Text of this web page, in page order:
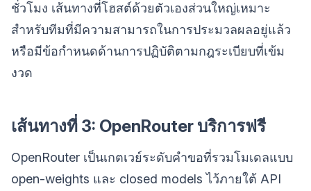
ชั่วโมง เส้นทางที่โฮสต์ด้วยตัวเองส่วนใหญ่เหมาะ
สำหรับทีมที่มีความสามารถในการประมวลผลอยู่แล้ว
หรือมีข้อกำหนดด้านการปฏิบัติตามกฎระเบียบที่เข้ม
งวด
เส้นทางที่ 3: OpenRouter บริการฟรี
OpenRouter เป็นเกตเวย์ระดับคำขอที่รวมโมเดลแบบ
open-weights และ closed models ไว้ภายใต้ API